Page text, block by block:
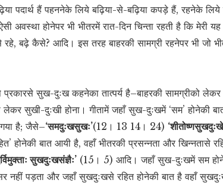
पदार्थ हैं पहननेके लिये बढ़िया-से-बढ़िया कपड़े हैं, रहनेके
अवस्था होनेपर भी भीतरमें रात-दिन चिन्ता रहती है कि मेरी
बढ़े कैसे? आदि। इस तरह बाहरकी सामग्री रहनेपर भी जो
प्रकारसे सुख-दुःख कहनेका तात्पर्य है–बाहरकी सामग्रीको
लेकर सुखी-दुःखी होना। गीतामें जहाँ सुख-दुःखमें ‘सम’ होनेकी
है; जैसे–‘समदुःखसुखः’(12। 13 14। 24)
होनेकी बात आयी है, वहाँ भीतरकी प्रसन्नता और खिन्नतासे
सुखदुःखसंज्ञैः’ (15। 5) आदि। जहाँ सुख-दुःखमें सम
नहीं पड़ता और जहाँ सुखदुःखसे रहित होनेकी बात है वहाँ